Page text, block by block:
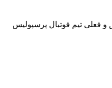
و فعلی تیم فوتبال پرسپولیس